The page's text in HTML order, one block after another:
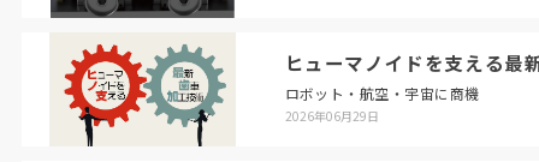
ヒューマノイドを支える最
ロボット・航空・宇宙に商機
2026年06月29日